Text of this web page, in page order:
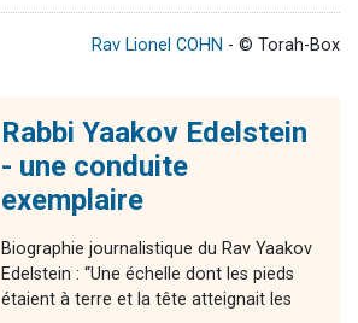
Rav Lionel COHN - © Torah-Box
Rabbi Yaakov Edelstein
- une conduite
exemplaire
Biographie journalistique du Rav Yaakov
Edelstein : “Une échelle dont les pieds
étaient à terre et la tête atteignait les